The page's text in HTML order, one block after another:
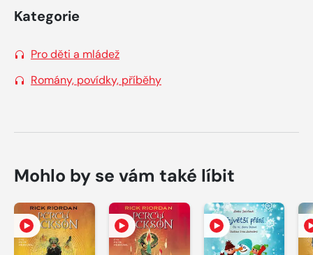
Kategorie
Pro děti a mládež
Romány, povídky, příběhy
Mohlo by se vám také líbit